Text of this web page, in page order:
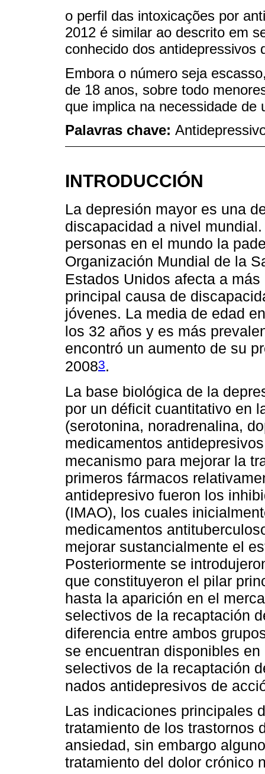
o perfil das intoxicações por
2012 é similar ao descrito em
conhecido dos antidepressivos
Embora o número seja
de 18 anos, sobre todo
que implica na necessidade de
Palavras chave:
INTRODUCCIÓN
La depresión mayor es una
discapacidad a nivel
personas en el mundo la
Organización Mundial de la
Estados Unidos afecta a
principal causa de
jóvenes. La media de edad
los 32 años y es más
encontró un aumento de su
20083.
La base biológica de la
por un déficit cuantitativo en
(serotonina, noradrenalina,
medicamentos
mecanismo para mejorar la
primeros fármacos
antidepresivo fueron los
(IMAO), los cuales
medicamentos
mejorar sustancialmente el
Posteriormente se
que constituyeron el pilar
hasta la aparición en el
selectivos de la recaptación
diferencia entre ambos
se encuentran disponibles
selectivos de la recaptación
nados antidepresivos de
Las indicaciones principales
tratamiento de los trastornos
ansiedad, sin embargo
tratamiento del dolor crónico